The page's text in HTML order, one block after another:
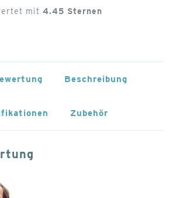
mit 4.45 Sternen
Beschreibung
Zubehör